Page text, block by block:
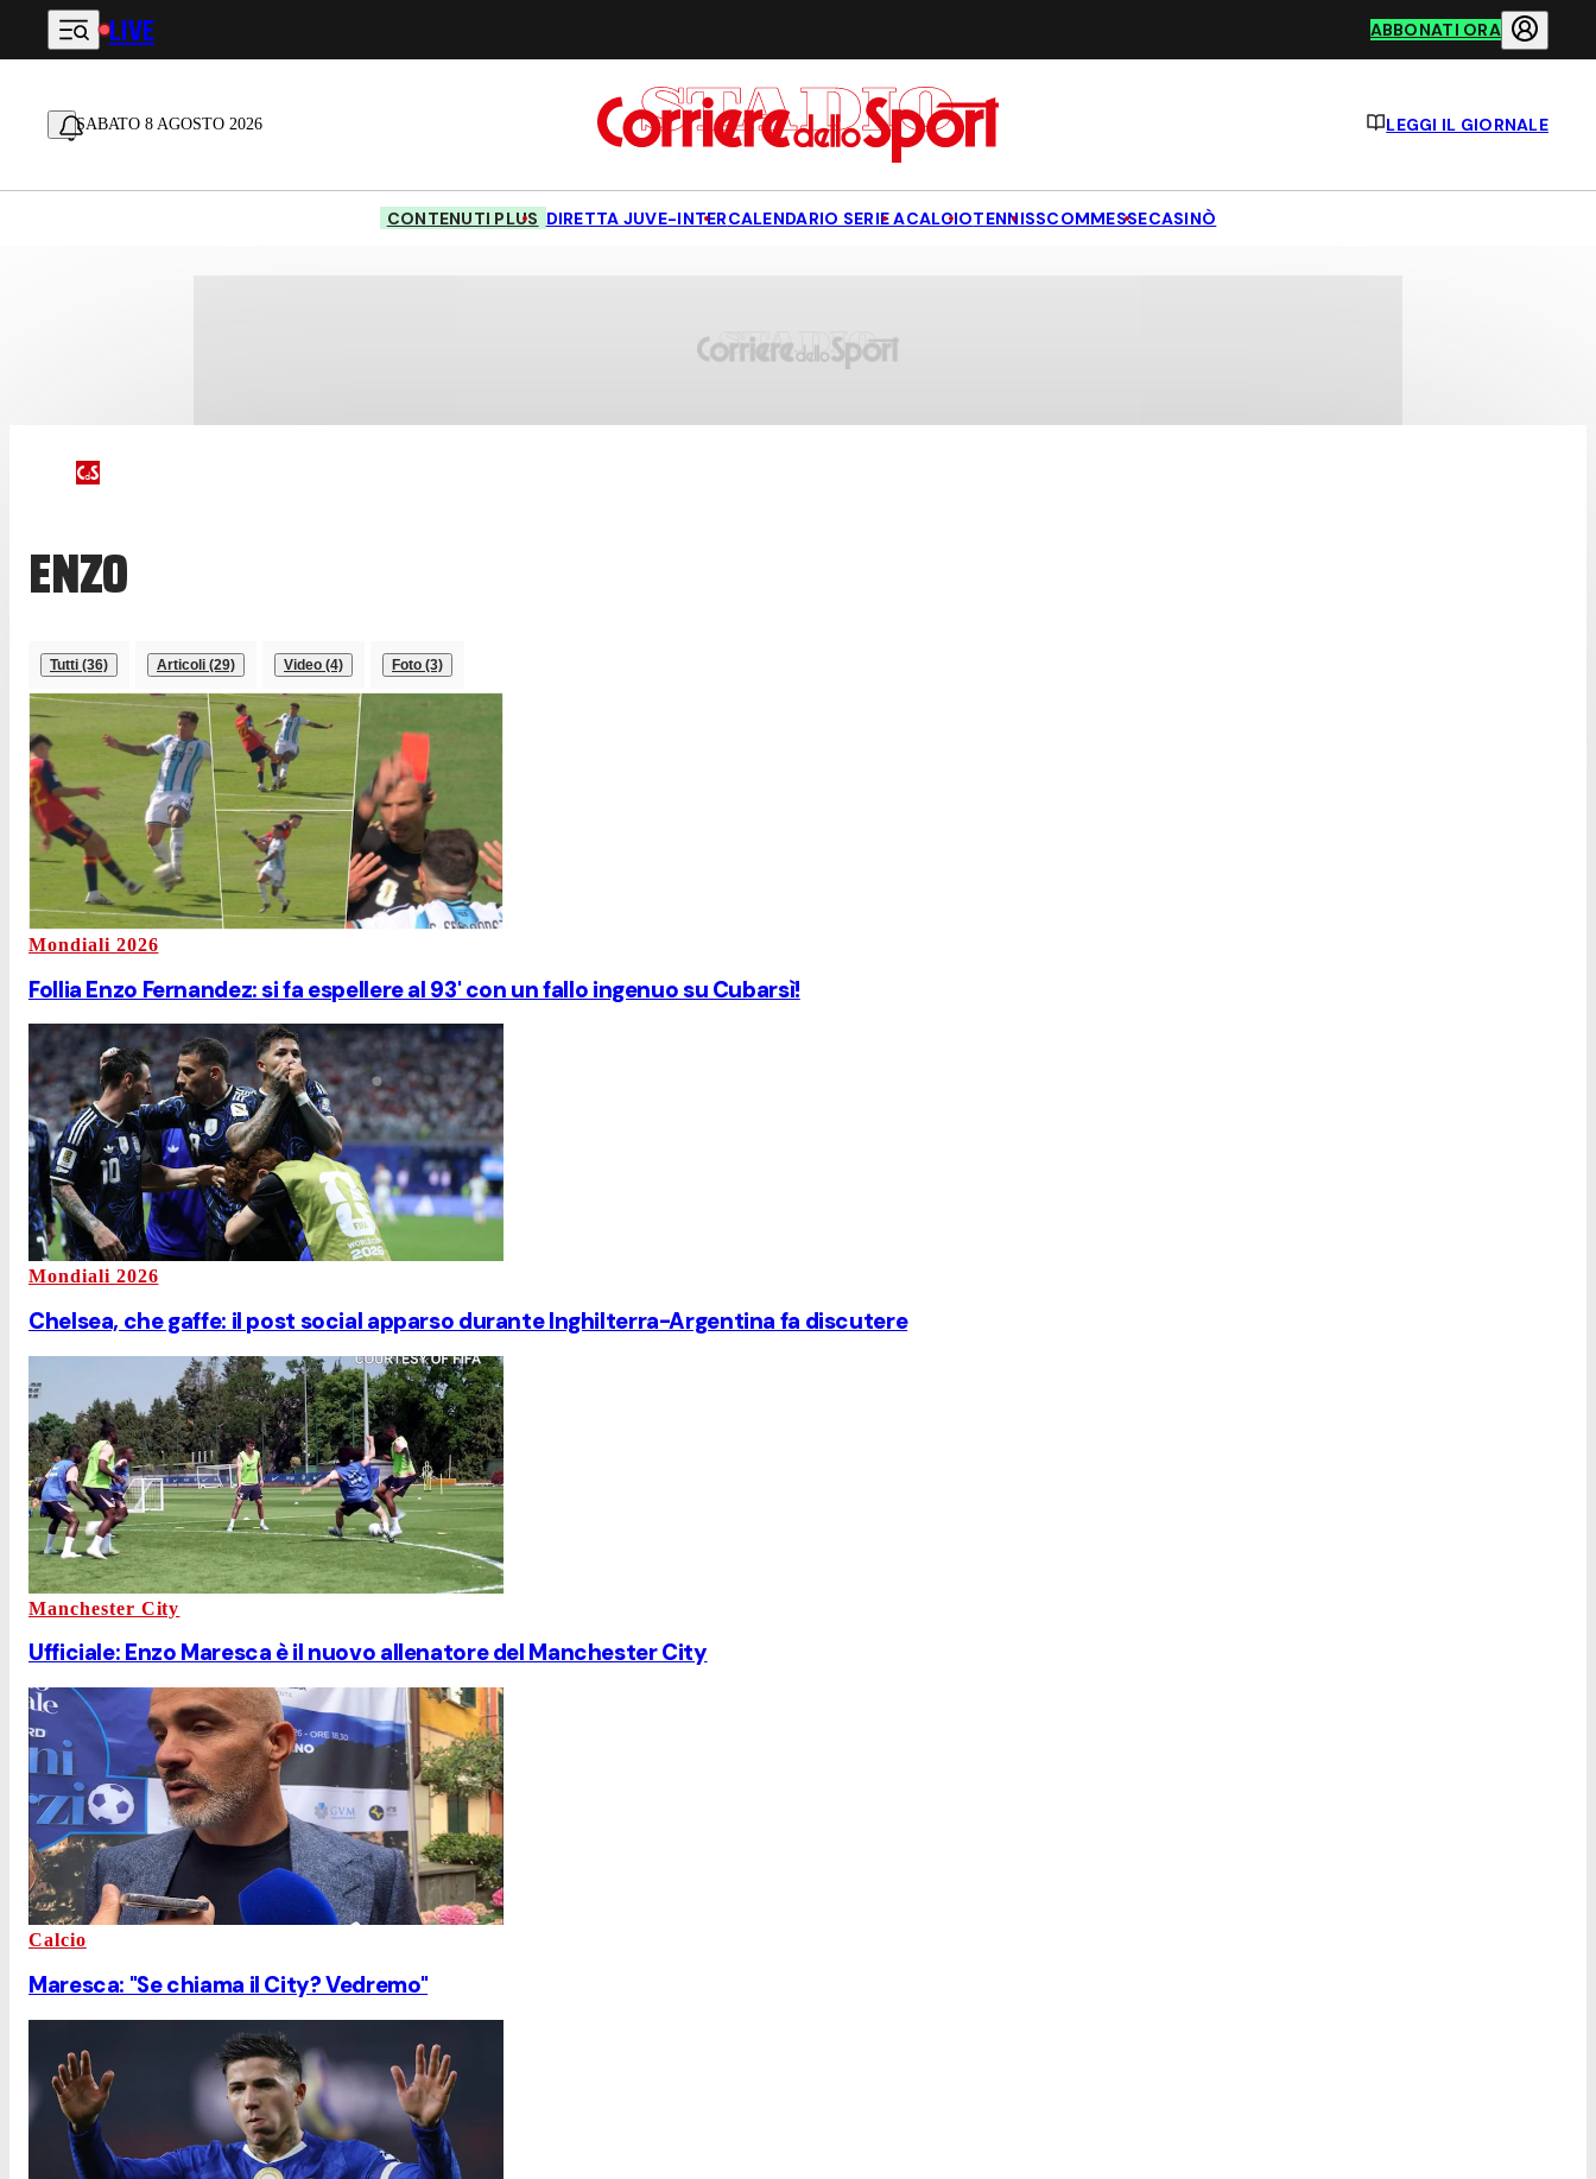
Vai al contenuto principale
LIVE ABBONATI ORA
SABATO 8 AGOSTO 2026 LEGGI IL GIORNALE
CONTENUTI PLUS DIRETTA JUVE-INTERCALENDARIO SERIE ACALCIOTENNISSCOMMESSECASINÒ
ENZO
Tutti (36) Articoli (29) Video (4) Foto (3)
Mondiali 2026
Follia Enzo Fernandez: si fa espellere al 93' con un fallo ingenuo su Cubarsì!
Mondiali 2026
Chelsea, che gaffe: il post social apparso durante Inghilterra-Argentina fa discutere
Manchester City
Ufficiale: Enzo Maresca è il nuovo allenatore del Manchester City
Calcio
Maresca: "Se chiama il City? Vedremo"